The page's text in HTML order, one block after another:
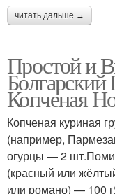
читать дальше →
Простой и
Копченая
Копченая куриная
(например,
огурцы — 2
(красный или
или романо) — 100